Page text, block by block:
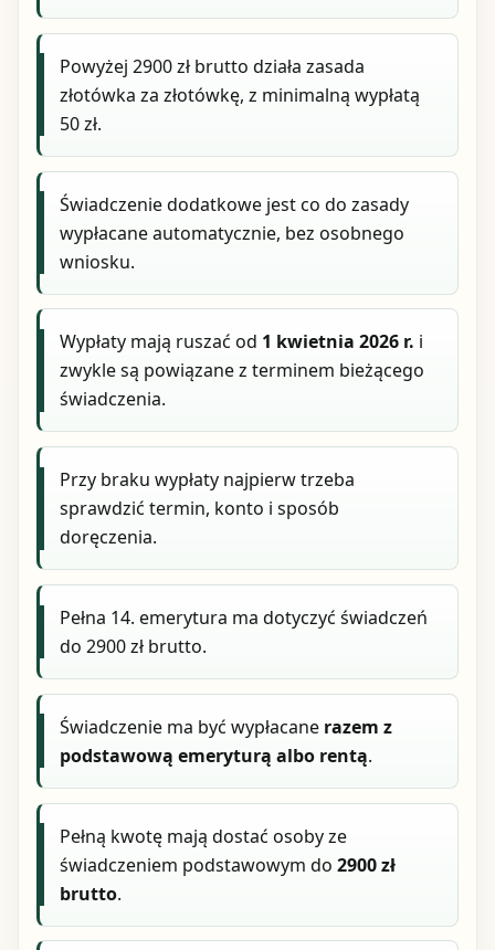
Powyżej 2900 zł brutto działa zasada
złotówka za złotówkę, z minimalną wypłatą
50 zł.
Świadczenie dodatkowe jest co do zasady
wypłacane automatycznie, bez osobnego
wniosku.
Wypłaty mają ruszać od 1 kwietnia 2026 r. i
zwykle są powiązane z terminem bieżącego
świadczenia.
Przy braku wypłaty najpierw trzeba
sprawdzić termin, konto i sposób
doręczenia.
Pełna 14. emerytura ma dotyczyć świadczeń
do 2900 zł brutto.
Świadczenie ma być wypłacane razem z
podstawową emeryturą albo rentą.
Pełną kwotę mają dostać osoby ze
świadczeniem podstawowym do2900 zł
brutto.